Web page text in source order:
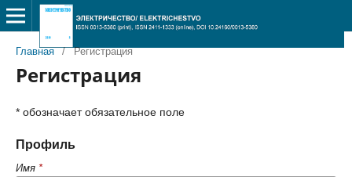
Главная / Регистрация
Регистрация
* обозначает обязательное поле
Профиль
Имя *